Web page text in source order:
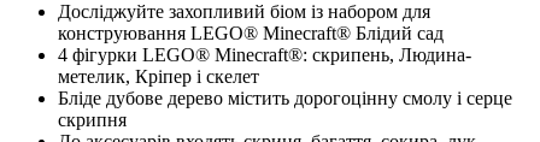
Досліджуйте захопливий біом із набором для
конструювання LEGO® Minecraft® Блідий сад
4 фігурки LEGO® Minecraft®: скрипень, Людина-
метелик, Кріпер і скелет
Бліде дубове дерево містить дорогоцінну смолу і серце
скрипня